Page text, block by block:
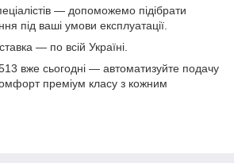
— допоможемо підібрати
під ваші умови експлуатації.
— по всій Україні.
вже сьогодні — автоматизуйте подачу
преміум класу з кожним